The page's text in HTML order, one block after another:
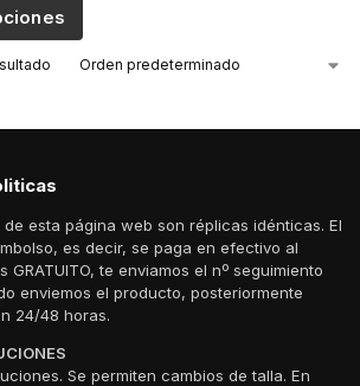
esta página web son réplicas idénticas. El
es decir, se paga en efectivo al
GRATUITO, te enviamos el nº seguimiento
enviemos el producto, posteriormente
24/48 horas.
Se permiten cambios de talla. En